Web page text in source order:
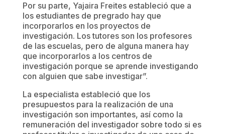
Por su parte, Yajaira Freites estableció que a
los estudiantes de pregrado hay que
incorporarlos en los proyectos de
investigación. Los tutores son los profesores
de las escuelas, pero de alguna manera hay
que incorporarlos a los centros de
investigación porque se aprende investigando
con alguien que sabe investigar”.
La especialista estableció que los
presupuestos para la realización de una
investigación son importantes, así como la
remuneración del investigador sobre todo si es